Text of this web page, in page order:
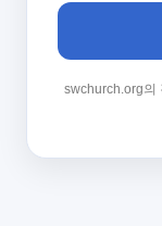
swchurch.org의